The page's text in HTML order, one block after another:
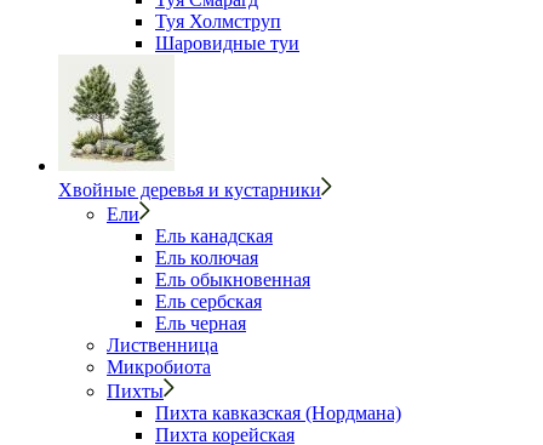
Туя Холмструп
Шаровидные туи
Хвойные деревья и кустарники
Ели
Ель канадская
Ель колючая
Ель обыкновенная
Ель сербская
Ель черная
Лиственница
Микробиота
Пихты
Пихта кавказская (Нордмана)
Пихта корейская